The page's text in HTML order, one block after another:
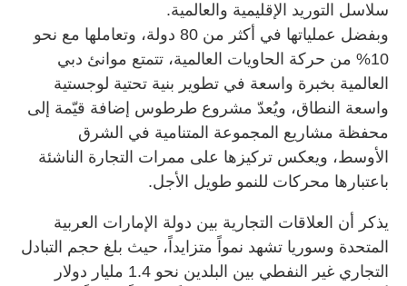
سلاسل التوريد الإقليمية والعالمية.
وبفضل عملياتها في أكثر من 80 دولة، وتعاملها مع نحو
10% من حركة الحاويات العالمية، تتمتع موانئ دبي
العالمية بخبرة واسعة في تطوير بنية تحتية لوجستية
واسعة النطاق، ويُعدّ مشروع طرطوس إضافة قيّمة إلى
محفظة مشاريع المجموعة المتنامية في الشرق
الأوسط، ويعكس تركيزها على ممرات التجارة الناشئة
باعتبارها محركات للنمو طويل الأجل.
يذكر أن العلاقات التجارية بين دولة الإمارات العربية
المتحدة وسوريا تشهد نمواً متزايداً، حيث بلغ حجم التبادل
التجاري غير النفطي بين البلدين نحو 1.4 مليار دولار